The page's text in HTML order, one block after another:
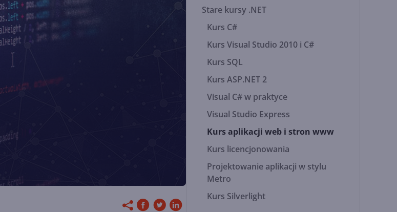
Stare kursy .NET
Kurs C#
Kurs Visual Studio 2010 i C#
Kurs SQL
Kurs ASP.NET 2
Visual C# w praktyce
Visual Studio Express
Kurs aplikacji web i stron www
Kurs licencjonowania
Projektowanie aplikacji w stylu
Metro
Kurs Silverlight